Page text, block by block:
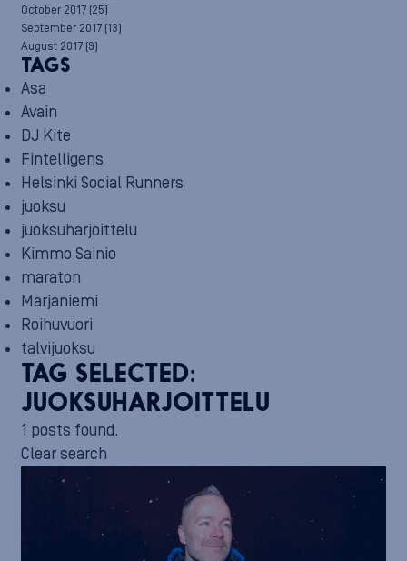
October 2017 (25)
September 2017 (13)
August 2017 (9)
TAGS
Asa
Avain
DJ Kite
Fintelligens
Helsinki Social Runners
juoksu
juoksuharjoittelu
Kimmo Sainio
maraton
Marjaniemi
Roihuvuori
talvijuoksu
TAG SELECTED:
JUOKSUHARJOITTELU
1 posts found.
Clear search